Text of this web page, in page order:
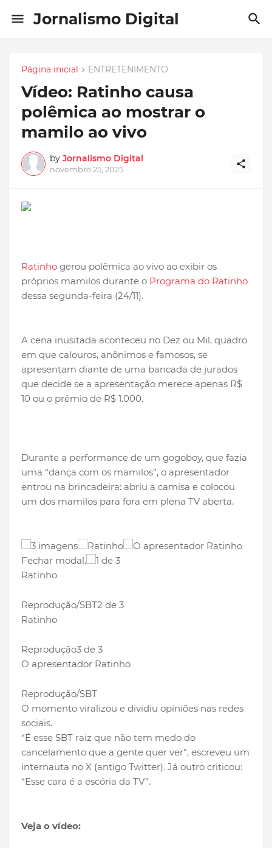
Jornalismo Digital
Página inicial ENTRETENIMENTO
Vídeo: Ratinho causa
polêmica ao mostrar o
mamilo ao vivo
by Jornalismo Digital
novembro 25, 2025
Ratinho gerou polêmica ao vivo ao exibir os
próprios mamilos durante o Programa do Ratinho
dessa segunda-feira (24/11).
A cena inusitada aconteceu no Dez ou Mil, quadro
em que calouros, anônimos e famosos, se
apresentam diante de uma bancada de jurados
que decide se a apresentação merece apenas R$
10 ou o prêmio de R$ 1.000.
Durante a performance de um gogoboy, que fazia
uma “dança com os mamilos”, o apresentador
entrou na brincadeira: abriu a camisa e colocou
um dos mamilos para fora em plena TV aberta.
3 imagens
Fechar modal.
1 de 3
Ratinho
Reprodução/SBT2 de 3
Ratinho
Reprodução3 de 3
O apresentador Ratinho
Reprodução/SBT
O momento viralizou e dividiu opiniões nas redes
sociais.
“É esse SBT raiz que não tem medo do
cancelamento que a gente quer ver”, escreveu um
internauta no X (antigo Twitter). Já outro criticou:
“Esse cara é a escória da TV”.
Veja o vídeo: